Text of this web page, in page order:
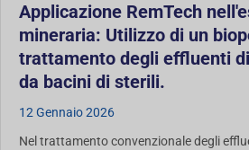
Applicazione RemTech
mineraria: Utilizzo di un
trattamento degli effluenti
da bacini di sterili.
12 Gennaio 2026
Nel trattamento convenzionale degli